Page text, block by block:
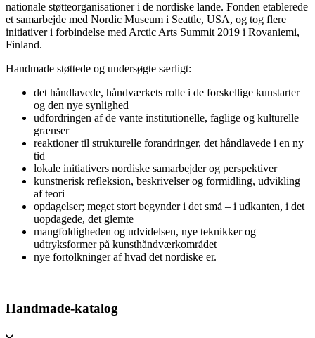
nationale støtteorganisationer i de nordiske lande. Fonden etablerede
et samarbejde med Nordic Museum i Seattle, USA, og tog flere
initiativer i forbindelse med Arctic Arts Summit 2019 i Rovaniemi,
Finland.
Handmade støttede og undersøgte særligt:
det håndlavede, håndværkets rolle i de forskellige kunstarter
og den nye synlighed
udfordringen af de vante institutionelle, faglige og kulturelle
grænser
reaktioner til strukturelle forandringer, det håndlavede i en ny
tid
lokale initiativers nordiske samarbejder og perspektiver
kunstnerisk refleksion, beskrivelser og formidling, udvikling
af teori
opdagelser; meget stort begynder i det små – i udkanten, i det
uopdagede, det glemte
mangfoldigheden og udvidelsen, nye teknikker og
udtryksformer på kunsthåndværkområdet
nye fortolkninger af hvad det nordiske er.
Handmade-katalog